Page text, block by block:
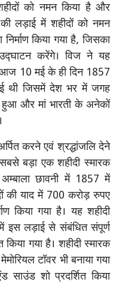
को नमन किया है और
लड़ाई में शहीदों को नमन
किया गया है, जिसका
उद्घाटन करेंगे। विज ने यह
10 मई के ही दिन 1857
थी जिसमें देश भर में जगह
और मां भारती के अनेकों
करने एवं श्रद्धांजलि देने
बड़ा एक शहीदी स्मारक
छावनी में 1857 में
की याद में 700 करोड़ रुपए
किया गया है। यह शहीदी
इस लड़ाई से संबंधित संपूर्ण
किया गया है। शहीदी स्मारक
टॉवर भी बनाया गया
शो प्रदर्शित किया